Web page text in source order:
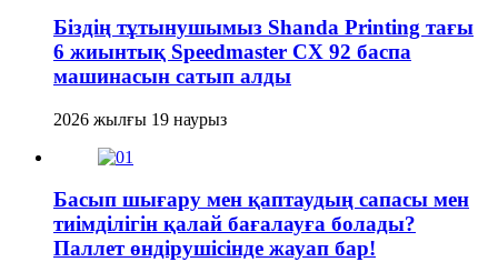
Біздің тұтынушымыз Shanda Printing тағы
6 жиынтық Speedmaster CX 92 баспа
машинасын сатып алды
2026 жылғы 19 наурыз
Басып шығару мен қаптаудың сапасы мен
тиімділігін қалай бағалауға болады?
Паллет өндірушісінде жауап бар!